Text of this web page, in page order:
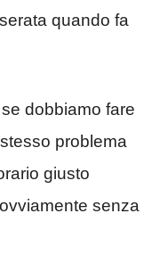
quando fa
se dobbiamo fare
problema
giusto
senza